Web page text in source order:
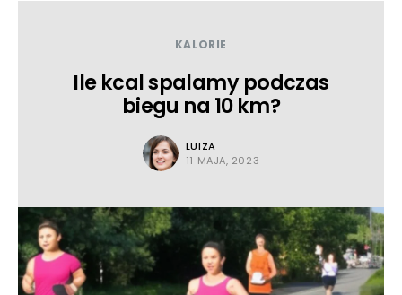
KALORIE
Ile kcal spalamy podczas
biegu na 10 km?
LUIZA
11 MAJA, 2023